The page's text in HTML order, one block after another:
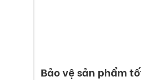
Bảo vệ sản phẩm